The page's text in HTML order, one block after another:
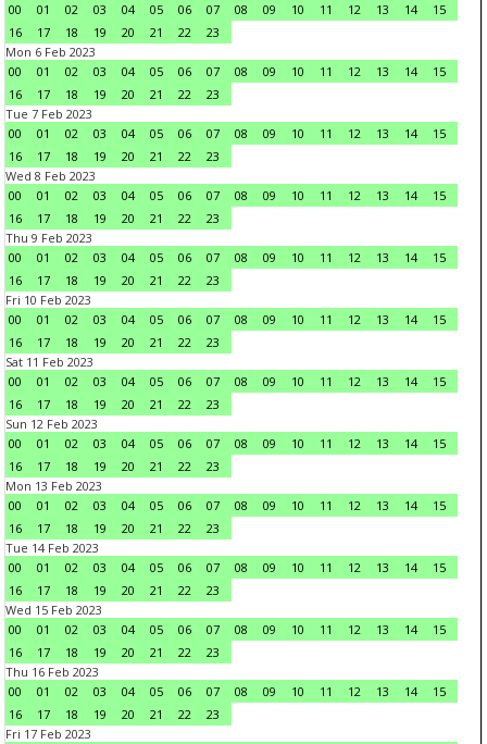
00
01 02 03 04 05 06 07 08 09 10 11 12 13 14
15
16
17 18 19 20 21 22
23
Mon 6 Feb 2023
00
01 02 03 04 05 06 07 08 09 10 11 12 13 14
15
16
17 18 19 20 21 22
23
Tue 7 Feb 2023
00
01 02 03 04 05 06 07 08 09 10 11 12 13 14
15
16
17 18 19 20 21 22
23
Wed 8 Feb 2023
00
01 02 03 04 05 06 07 08 09 10 11 12 13 14
15
16
17 18 19 20 21 22
23
Thu 9 Feb 2023
00
01 02 03 04 05 06 07 08 09 10 11 12 13 14
15
16
17 18 19 20 21 22
23
Fri 10 Feb 2023
00
01 02 03 04 05 06 07 08 09 10 11 12 13 14
15
16
17 18 19 20 21 22
23
Sat 11 Feb 2023
00
01 02 03 04 05 06 07 08 09 10 11 12 13 14
15
16
17 18 19 20 21 22
23
Sun 12 Feb 2023
00
01 02 03 04 05 06 07 08 09 10 11 12 13 14
15
16
17 18 19 20 21 22
23
Mon 13 Feb 2023
00
01 02 03 04 05 06 07 08 09 10 11 12 13 14
15
16
17 18 19 20 21 22
23
Tue 14 Feb 2023
00
01 02 03 04 05 06 07 08 09 10 11 12 13 14
15
16
17 18 19 20 21 22
23
Wed 15 Feb 2023
00
01 02 03 04 05 06 07 08 09 10 11 12 13 14
15
16
17 18 19 20 21 22
23
Thu 16 Feb 2023
00
01 02 03 04 05 06 07 08 09 10 11 12 13 14
15
16
17 18 19 20 21 22
23
Fri 17 Feb 2023